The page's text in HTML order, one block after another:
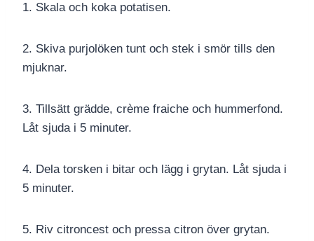
1. Skala och koka potatisen.
2. Skiva purjolöken tunt och stek i smör tills den
mjuknar.
3. Tillsätt grädde, crème fraiche och hummerfond.
Låt sjuda i 5 minuter.
4. Dela torsken i bitar och lägg i grytan. Låt sjuda i
5 minuter.
5. Riv citroncest och pressa citron över grytan.